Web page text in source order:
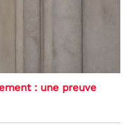
: une preuve